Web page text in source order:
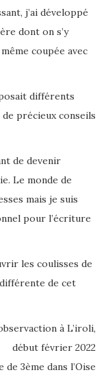
j’ai développé
dont on s’y
coupée avec
différents
précieux conseils
de devenir
Le monde de
mais je suis
pour l’écriture
les coulisses de
de cet
à L’iroli,
début février 2022
3ème dans l’Oise